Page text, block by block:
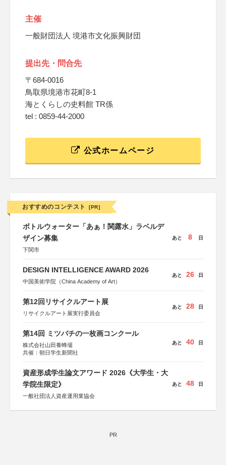
主催
一般財団法人 境港市文化振興財団
提出先・問合先
〒684-0016
鳥取県境港市花町8-1
海とくらしの史料館 TR係
tel : 0859-44-2000
公式ホームページ
おすすめのコンテスト [PR]
ボトルウォーター「あぁ！関露水」ラベルデ
ザイン募集
下関市
あと 8 日
DESIGN INTELLIGENCE AWARD 2026
中国美術学院（China Academy of Art）
あと 26 日
第12回リサイクルアート展
リサイクルアート展実行委員会
あと 28 日
第14回 ミツバチの一枚画コンクール
株式会社山田養蜂場
共催：朝日学生新聞社
あと 40 日
資産形成学生論文アワード 2026《大学生・大
学院生限定》
一般社団法人資産運用業協会
あと 48 日
PR